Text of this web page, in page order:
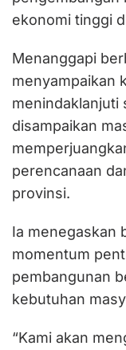
ekonomi tinggi
Menanggapi
menyampaikan
menindaklanjuti
disampaikan
perencanaan
provinsi.
Ia menegaskan
momentum
pembangunan
kebutuhan
“Kami akan